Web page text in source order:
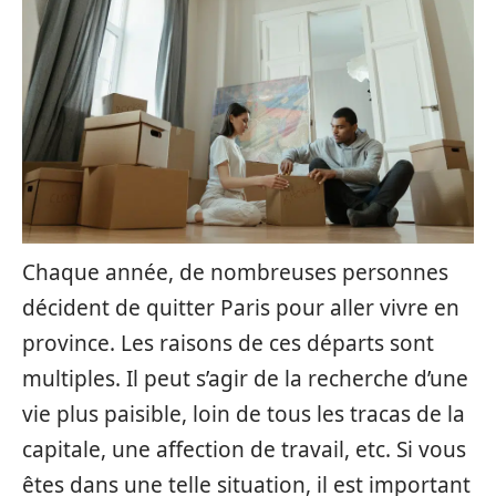
Chaque année, de nombreuses personnes
décident de quitter Paris pour aller vivre en
province. Les raisons de ces départs sont
multiples. Il peut s’agir de la recherche d’une
vie plus paisible, loin de tous les tracas de la
capitale, une affection de travail, etc. Si vous
êtes dans une telle situation, il est important